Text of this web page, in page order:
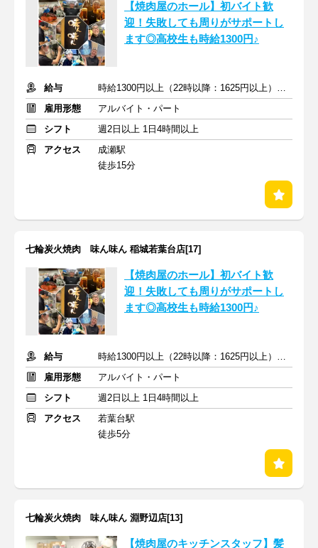
【焼肉屋のホール】初バイト歓
迎！失敗しても周りがサポートし
ます◎高校生も時給1300円♪
給与
時給1300円以上（22時以降：1625円以上）＋交通費支給
雇用形態
アルバイト・パート
シフト
週2日以上 1日4時間以上
アクセス
成瀬駅
徒歩15分
七輪炭火焼肉 味ん味ん 稲城若葉台店[17]
【焼肉屋のホール】初バイト歓
迎！失敗しても周りがサポートし
ます◎高校生も時給1300円♪
給与
時給1300円以上（22時以降：1625円以上）＋交通費支給
雇用形態
アルバイト・パート
シフト
週2日以上 1日4時間以上
アクセス
若葉台駅
徒歩5分
七輪炭火焼肉 味ん味ん 淵野辺店[13]
【焼肉屋のキッチンスタッフ】髪